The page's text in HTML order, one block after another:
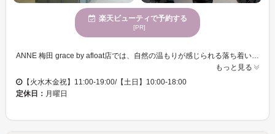
楽天ビューティで予約する
[PR]
ANNE 梅田 grace by afloat店では、自然の温もりが感じられる落ち着いた空間で、豊富なデザインとトレンドに沿ったネイルを長く楽しめることが魅力です。特に、健康的で長持ちするネイルを求める方にぴったりのサロンです。ケアとデザインに特化しており、爪にやさしい『パラジェル』を使用することで自爪を削らずにおしゃれを楽しめます。自爪への配慮からくる安心感が、多くの落ち着いた魅力あふれる女性に支持されています。ANNE 梅田 grace by afloat店で、あなたの指先を大人の美しさとして引き立てる特別な時間をお楽しみください。クレジットカードにも対応しており、気軽に立ち寄れる環境が整っています。
もっと見る
【火水木金祝】11:00-19:00/【土日】10:00-18:00
定休日： 月曜日